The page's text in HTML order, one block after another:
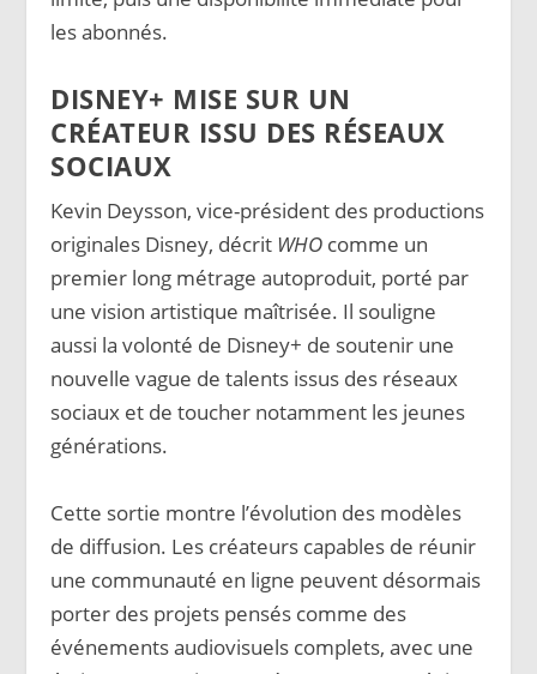
les abonnés.
DISNEY+ MISE SUR UN
CRÉATEUR ISSU DES RÉSEAUX
SOCIAUX
Kevin Deysson, vice-président des productions
originales Disney, décrit WHO comme un
premier long métrage autoproduit, porté par
une vision artistique maîtrisée. Il souligne
aussi la volonté de Disney+ de soutenir une
nouvelle vague de talents issus des réseaux
sociaux et de toucher notamment les jeunes
générations.
Cette sortie montre l’évolution des modèles
de diffusion. Les créateurs capables de réunir
une communauté en ligne peuvent désormais
porter des projets pensés comme des
événements audiovisuels complets, avec une